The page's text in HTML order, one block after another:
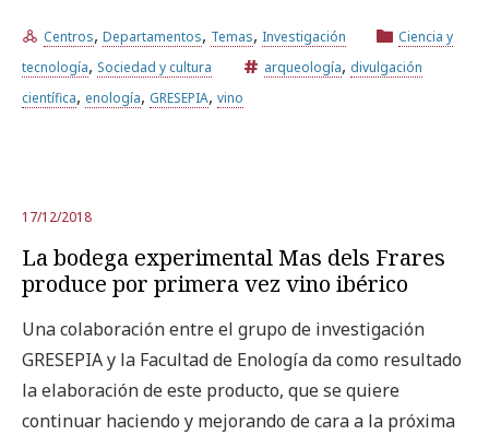
Centros, Departamentos, Temas, Investigación
Ciencia y
tecnología, Sociedad y cultura arqueología, divulgación
científica, enología, GRESEPIA, vino
17/12/2018
La bodega experimental Mas dels Frares
produce por primera vez vino ibérico
Una colaboración entre el grupo de investigación
GRESEPIA y la Facultad de Enología da como resultado
la elaboración de este producto, que se quiere
continuar haciendo y mejorando de cara a la próxima